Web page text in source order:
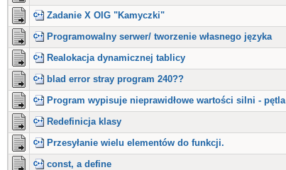
Zadanie X OIG "Kamyczki"
Programowalny serwer/ tworzenie własnego języka
Realokacja dynamicznej tablicy
blad error stray program 240??
Program wypisuje nieprawidłowe wartości silni - pętla
Redefinicja klasy
Przesyłanie wielu elementów do funkcji.
const, a define